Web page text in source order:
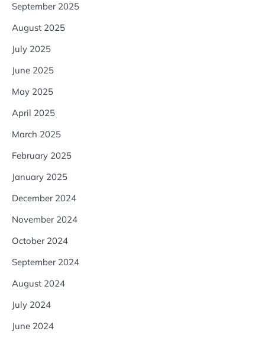
September 2025
August 2025
July 2025
June 2025
May 2025
April 2025
March 2025
February 2025
January 2025
December 2024
November 2024
October 2024
September 2024
August 2024
July 2024
June 2024